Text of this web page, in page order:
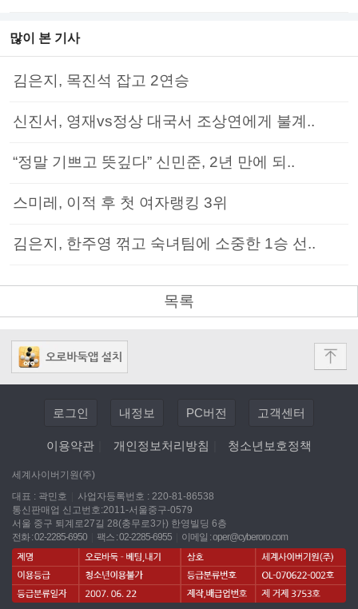
많이 본 기사
김은지, 목진석 잡고 2연승
신진서, 영재vs정상 대국서 조상연에게 불계..
“정말 기쁘고 뜻깊다” 신민준, 2년 만에 되..
스미레, 이적 후 첫 여자랭킹 3위
김은지, 한주영 꺾고 숙녀팀에 소중한 1승 선..
목록
로그인 내정보 PC버전 고객센터
이용약관 개인정보처리방침 청소년보호정책
세계사이버기원(주)
대표 : 곽민호
사업자등록번호 : 220-81-86538
통신판매업 신고번호:2011-서울중구-0579
서울 중구 퇴계로27길 28(충무로3가) 한영빌딩 6층
전화 : 02-2285-6950
팩스 : 02-2285-6955 이메일 :oper@cyberoro.com